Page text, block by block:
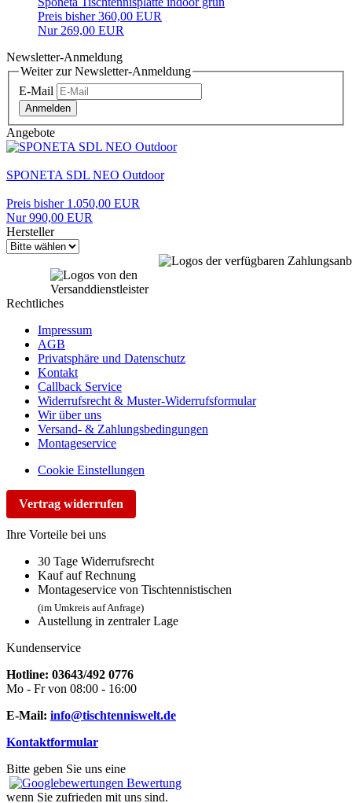
Preis bisher 360,00 EUR
Nur 269,00 EUR
Newsletter-Anmeldung
Weiter zur Newsletter-Anmeldung
E-Mail
Anmelden
Angebote
SPONETA SDL NEO Outdoor
Preis bisher 1.050,00 EUR
Nur 990,00 EUR
Hersteller
Rechtliches
Impressum
AGB
Privatsphäre und Datenschutz
Kontakt
Callback Service
Widerrufsrecht & Muster-Widerrufsformular
Wir über uns
Versand- & Zahlungsbedingungen
Montageservice
Cookie Einstellungen
Vertrag widerrufen
Ihre Vorteile bei uns
30 Tage Widerrufsrecht
Kauf auf Rechnung
Montageservice von Tischtennistischen
(im Umkreis auf Anfrage)
Austellung in zentraler Lage
Kundenservice
Hotline: 03643/492 0776
Mo - Fr von 08:00 - 16:00
E-Mail: info@tischtenniswelt.de
Kontaktformular
Bitte geben Sie uns eine
Bewertung
wenn Sie zufrieden mit uns sind.